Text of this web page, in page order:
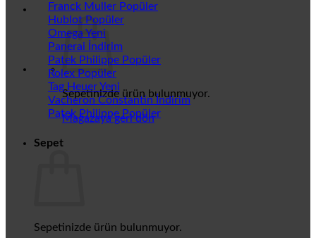
Sepetinizde ürün bulunmuyor.
Mağazaya geri dön
Sepet
Sepetinizde ürün bulunmuyor.
Franck Muller
Hublot
Omega
Panerai
Patek Philippe
Rolex
Tag Heuer
Vacheron Constantin
Patek Philippe